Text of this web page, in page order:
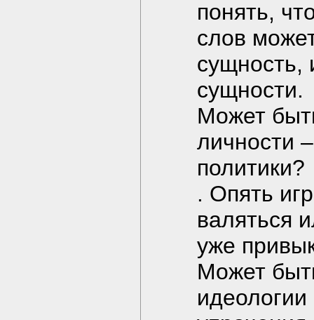
понять,
слов
сущность,
сущности.
Может
личности
политики?
. Опять
валяться
уже
Может